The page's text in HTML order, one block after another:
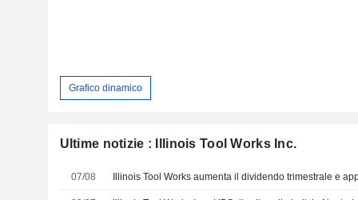
Grafico dinamico
Ultime notizie : Illinois Tool Works Inc.
07/08